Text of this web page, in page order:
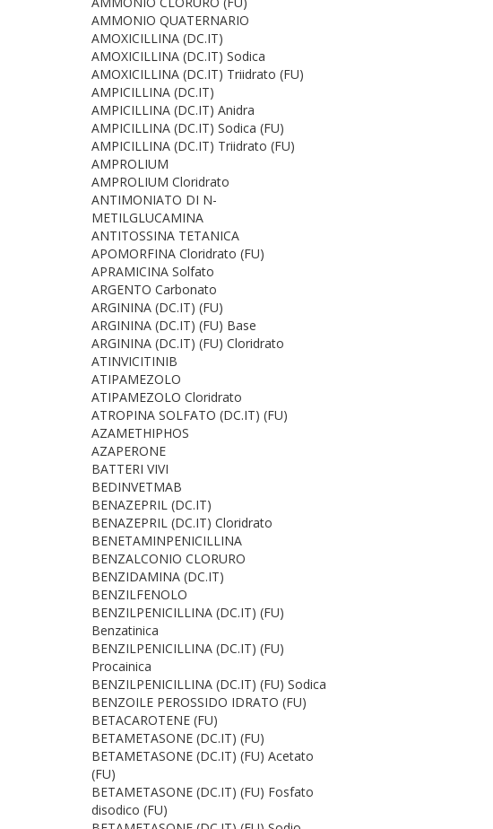
AMMONIO QUATERNARIO
AMOXICILLINA (DC.IT)
AMOXICILLINA (DC.IT) Sodica
AMOXICILLINA (DC.IT) Triidrato (FU)
AMPICILLINA (DC.IT)
AMPICILLINA (DC.IT) Anidra
AMPICILLINA (DC.IT) Sodica (FU)
AMPICILLINA (DC.IT) Triidrato (FU)
AMPROLIUM
AMPROLIUM Cloridrato
ANTIMONIATO DI N-
METILGLUCAMINA
ANTITOSSINA TETANICA
APOMORFINA Cloridrato (FU)
APRAMICINA Solfato
ARGENTO Carbonato
ARGININA (DC.IT) (FU)
ARGININA (DC.IT) (FU) Base
ARGININA (DC.IT) (FU) Cloridrato
ATINVICITINIB
ATIPAMEZOLO
ATIPAMEZOLO Cloridrato
ATROPINA SOLFATO (DC.IT) (FU)
AZAMETHIPHOS
AZAPERONE
BATTERI VIVI
BEDINVETMAB
BENAZEPRIL (DC.IT)
BENAZEPRIL (DC.IT) Cloridrato
BENETAMINPENICILLINA
BENZALCONIO CLORURO
BENZIDAMINA (DC.IT)
BENZILFENOLO
BENZILPENICILLINA (DC.IT) (FU)
Benzatinica
BENZILPENICILLINA (DC.IT) (FU)
Procainica
BENZILPENICILLINA (DC.IT) (FU) Sodica
BENZOILE PEROSSIDO IDRATO (FU)
BETACAROTENE (FU)
BETAMETASONE (DC.IT) (FU)
BETAMETASONE (DC.IT) (FU) Acetato
(FU)
BETAMETASONE (DC.IT) (FU) Fosfato
disodico (FU)